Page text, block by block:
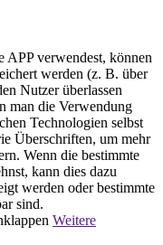
APP verwendest, können
werden (z. B. über
Nutzer überlassen
man die Verwendung
Technologien selbst
Überschriften, um mehr
Wenn die bestimmte
kann dies dazu
werden oder bestimmte
sind.
Weitere